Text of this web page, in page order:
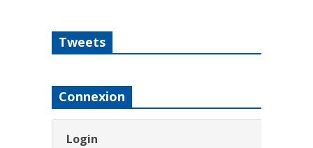
Tweets
Connexion
Login